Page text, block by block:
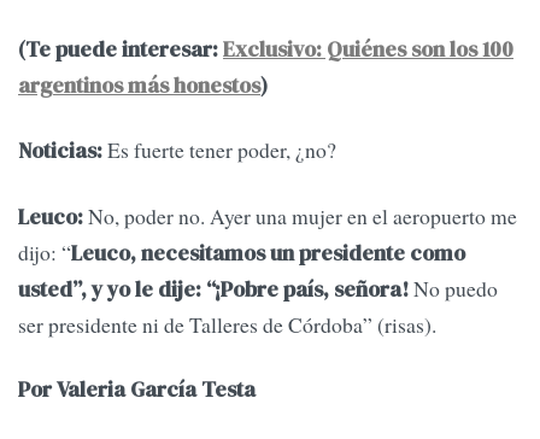
(Te puede interesar:Exclusivo: Quiénes son los 100
argentinos más honestos)
Noticias:Es fuerte tener poder, ¿no?
Leuco:No, poder no. Ayer una mujer en el aeropuerto me
dijo: “Leuco, necesitamos un presidente como
usted”, y yo le dije: “¡Pobre país, señora!No puedo
ser presidente ni de Talleres de Córdoba” (risas).
Por Valeria García Testa